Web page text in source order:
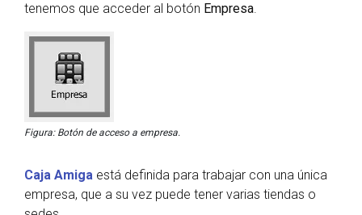
tenemos que acceder al botón Empresa.
Figura: Botón de acceso a empresa.
Caja Amiga está definida para trabajar con una única
empresa, que a su vez puede tener varias tiendas o